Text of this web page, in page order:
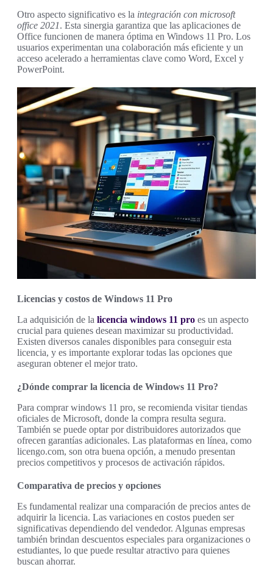
Otro aspecto significativo es la integración con microsoft
office 2021. Esta sinergia garantiza que las aplicaciones de
Office funcionen de manera óptima en Windows 11 Pro. Los
usuarios experimentan una colaboración más eficiente y un
acceso acelerado a herramientas clave como Word, Excel y
PowerPoint.
Licencias y costos de Windows 11 Pro
La adquisición de la licencia windows 11 pro es un aspecto
crucial para quienes desean maximizar su productividad.
Existen diversos canales disponibles para conseguir esta
licencia, y es importante explorar todas las opciones que
aseguran obtener el mejor trato.
¿Dónde comprar la licencia de Windows 11 Pro?
Para comprar windows 11 pro, se recomienda visitar tiendas
oficiales de Microsoft, donde la compra resulta segura.
También se puede optar por distribuidores autorizados que
ofrecen garantías adicionales. Las plataformas en línea, como
licengo.com, son otra buena opción, a menudo presentan
precios competitivos y procesos de activación rápidos.
Comparativa de precios y opciones
Es fundamental realizar una comparación de precios antes de
adquirir la licencia. Las variaciones en costos pueden ser
significativas dependiendo del vendedor. Algunas empresas
también brindan descuentos especiales para organizaciones o
estudiantes, lo que puede resultar atractivo para quienes
buscan ahorrar.